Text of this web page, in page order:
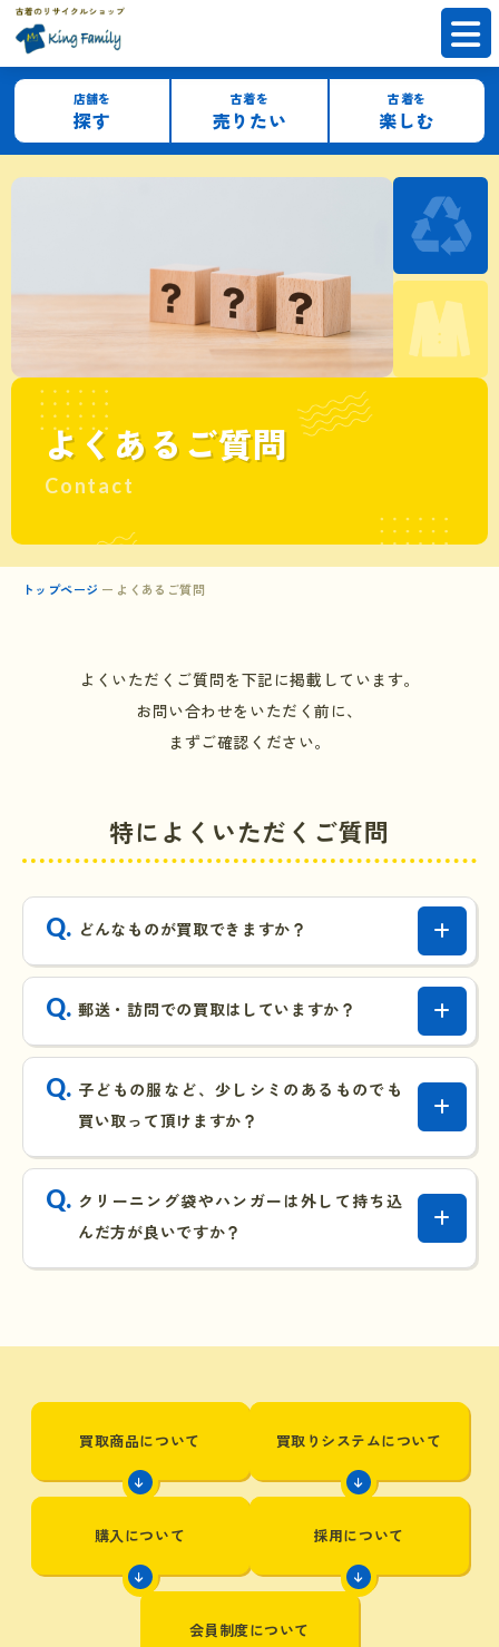
店舗を
探す
古着を
売りたい
古着を
楽しむ
よくあるご質問
Contact
トップページ よくあるご質問
よくいただくご質問を下記に掲載しています。
お問い合わせをいただく前に、
まずご確認ください。
特によくいただくご質問
どんなものが買取できますか？
郵送・訪問での買取はしていますか？
子どもの服など、少しシミのあるものでも
買い取って頂けますか？
クリーニング袋やハンガーは外して持ち込
んだ方が良いですか？
買取商品について 買取りシステムについて
購入について 採用について
会員制度について